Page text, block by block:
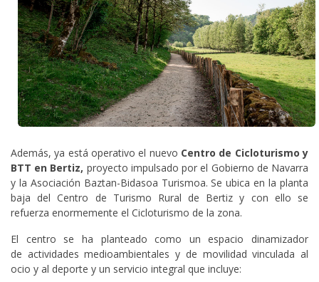
Además, ya está operativo el nuevo Centro de Cicloturismo y
BTT en Bertiz, proyecto impulsado por el Gobierno de Navarra
y la Asociación Baztan-Bidasoa Turismoa. Se ubica en la planta
baja del Centro de Turismo Rural de Bertiz y con ello se
refuerza enormemente el Cicloturismo de la zona.
El centro se ha planteado como un espacio dinamizador
de actividades medioambientales y de movilidad vinculada al
ocio y al deporte y un servicio integral que incluye: